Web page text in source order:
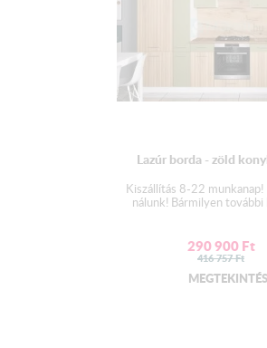
Lazúr borda - zöld
Kiszállítás 8-22 munkanap!
nálunk! Bármilyen további
290 900Ft
416 757Ft
MEGTEKINTÉS